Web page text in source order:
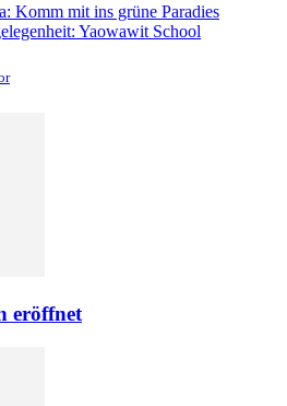
Komm mit ins grüne Paradies
Yaowawit School
eröffnet